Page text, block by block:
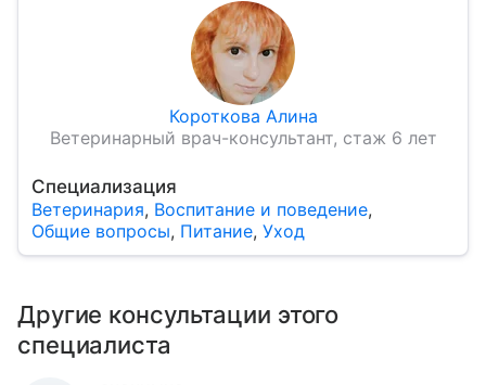
Короткова Алина
Ветеринарный врач-консультант, стаж 6 лет
Специализация
Ветеринария, Воспитание и поведение,
Общие вопросы, Питание, Уход
Другие консультации этого
специалиста